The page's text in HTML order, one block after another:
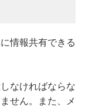
情報共有できる
なければならな
せん。また、メ